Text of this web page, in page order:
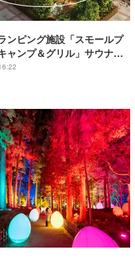
ンピング施設「スモールプ
ャンプ＆グリル」サウナや